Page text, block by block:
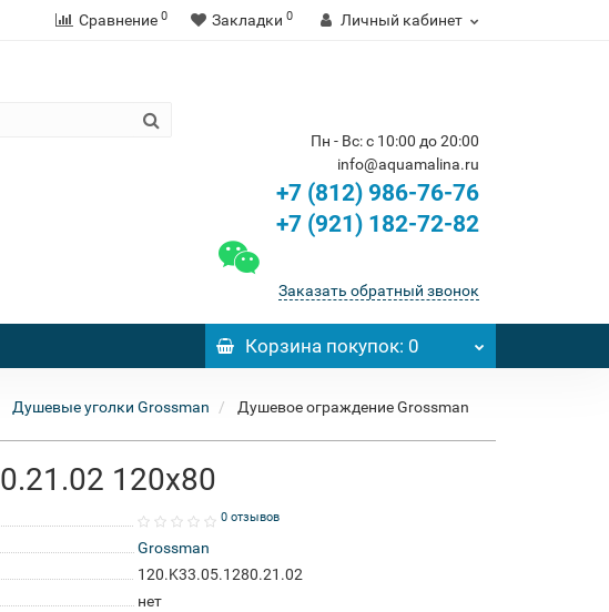
Сравнение 0 Закладки 0 Личный кабинет
Пн - Вс: с 10:00 до 20:00
info@aquamalina.ru
+7 (812) 986-76-76
+7 (921) 182-72-82
Заказать обратный звонок
Корзинапокупок: 0
Душевые уголки Grossman
Душевое ограждение Grossman
120x80
0 отзывов
Grossman
120.K33.05.1280.21.02
нет